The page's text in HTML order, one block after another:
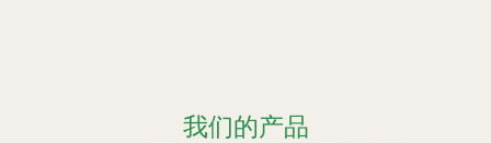
我们的产品